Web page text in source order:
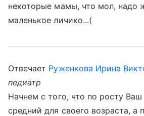
некоторые мамы, что мол, надо
маленькое личико...(
Отвечает Руженкова Ирина
педиатр
Начнем с того, что по росту
средний для своего возраста, а